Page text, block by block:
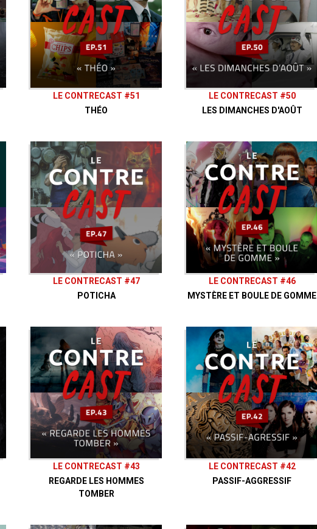
LE CONTRECAST #51
THÉO
LE CONTRECAST #50
LES DIMANCHES D'AOÛT
LE CONTRECAST #47
POTICHA
LE CONTRECAST #46
MYSTÈRE ET BOULE DE GOMME
LE CONTRECAST #43
REGARDE LES HOMMES
TOMBER
LE CONTRECAST #42
PASSIF-AGGRESSIF